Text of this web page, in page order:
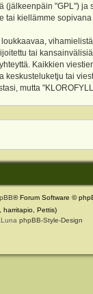
(jälkeenpäin "GPL") ja
tai kiellämme
tai
Kaikkien
keskusteluketju tai
mutta
® Forum Software ©
harritapio, Pettis)
phpBB-Style-Design